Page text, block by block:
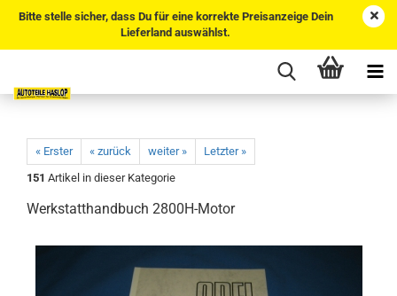
Bitte stelle sicher, dass Du für eine korrekte Preisanzeige Dein
Lieferland auswählst.
« Erster « zurück weiter »
Letzter »
151 Artikel in dieser Kategorie
Werkstatthandbuch 2800H-Motor